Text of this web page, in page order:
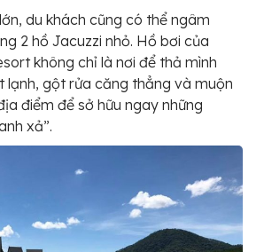
du khách cũng có thể ngâm
2 hồ Jacuzzi nhỏ. Hồ bơi của
không chỉ là nơi để thả mình
lạnh, gột rửa căng thẳng và muộn
điểm để sở hữu ngay những
xả”.